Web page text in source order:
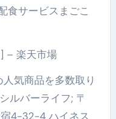
食サービスまごこ
– 楽天市場
気商品を多数取り
ルバーライフ; 〒
4-32-4 ハイネス